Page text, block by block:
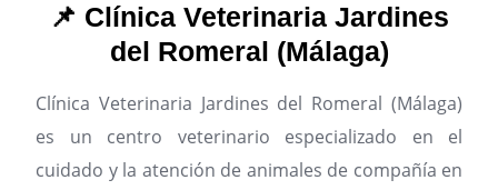
📌 Clínica Veterinaria Jardines
del Romeral (Málaga)
Clínica Veterinaria Jardines del Romeral (Málaga)
es un centro veterinario especializado en el
cuidado y la atención de animales de compañía en